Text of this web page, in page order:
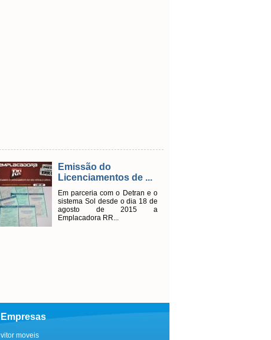
Emissão do
Licenciamentos de ...
Em parceria com o Detran e o
sistema Sol desde o dia 18 de
agosto de 2015 a
Emplacadora RR...
Empresas
vitor moveis